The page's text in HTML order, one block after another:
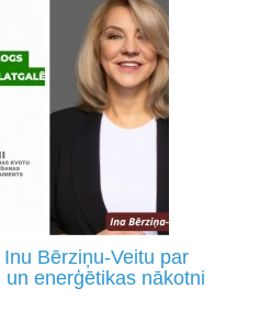
Bērziņu-Veitu par
enerģētikas nākotni